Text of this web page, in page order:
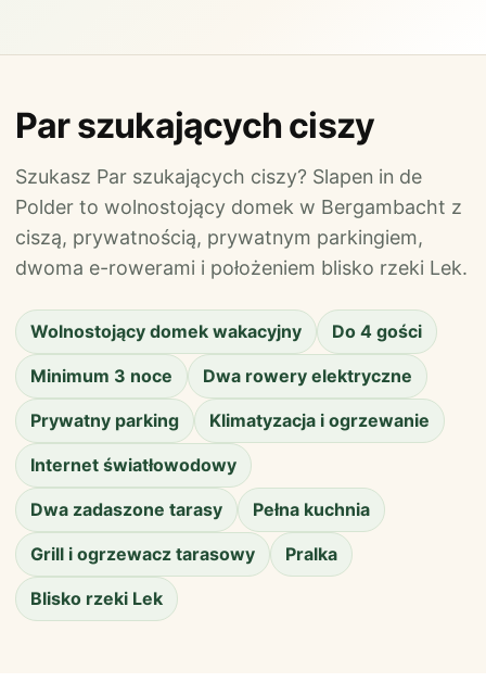
Par szukających ciszy
Szukasz Par szukających ciszy? Slapen in de
Polder to wolnostojący domek w Bergambacht z
ciszą, prywatnością, prywatnym parkingiem,
dwoma e-rowerami i położeniem blisko rzeki Lek.
Wolnostojący domek wakacyjny Do 4 gości
Minimum 3 noce Dwa rowery elektryczne
Prywatny parking Klimatyzacja i ogrzewanie
Internet światłowodowy
Dwa zadaszone tarasy Pełna kuchnia
Grill i ogrzewacz tarasowy Pralka
Blisko rzeki Lek